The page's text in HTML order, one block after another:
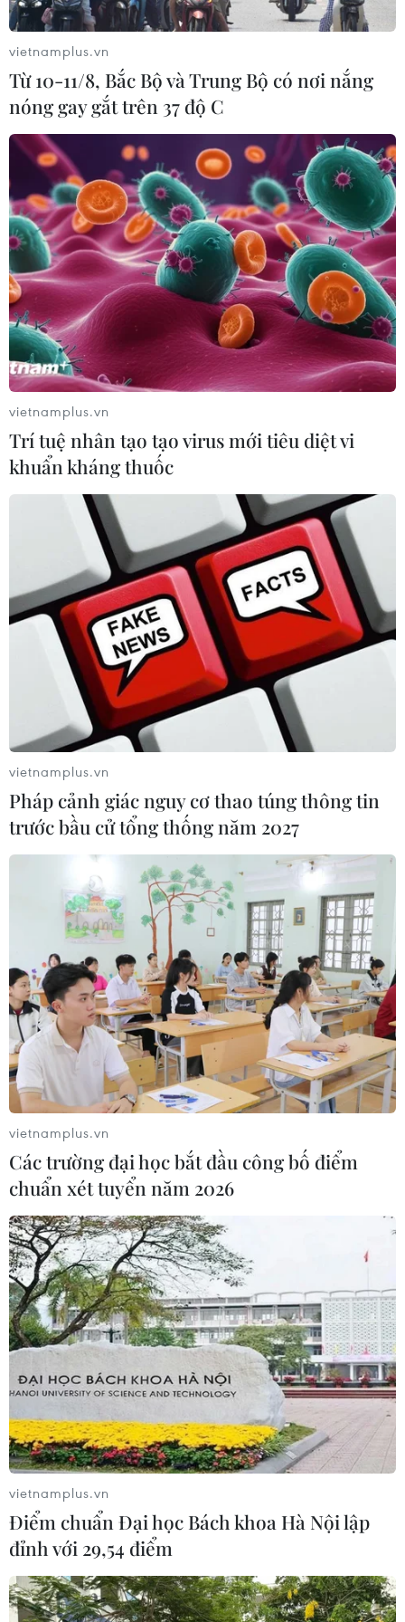
Chưa có trường hợp nào bị nhiễm nCoV
tại thành phố Đà Nẵng
28/01/2020 10:56
Bà Ngô Thị Kim Yến, Giám đốc Sở Y tế Đà Nẵng, cho
biết 15 mẫu gửi đi xét nghiệm đều cho kết quả âm tính,
không bị nhiễm chủng mới của virus corona, Đà Nẵng
chưa có trường hợp nào bị nhiễm nCoV.
Bị phạt 30 triệu đồng vì đăng tin sai sự
thật liên quan đến corona
28/01/2020 11:23
Vào lúc 21 giờ ngày 27/1, trên trang facebook Trần Tùng
đăng thông tin tại Bệnh viện Lê Lợi (thành phố Vũng
Tàu) có 2 người Trung Quốc nghi nhiễm virus corona
nhập viện.
vietnamplus.vn
Từ 10-11/8, Bắc Bộ và Trung Bộ có nơi nắng
nóng gay gắt trên 37 độ C
vietnamplus.vn
Trí tuệ nhân tạo tạo virus mới tiêu diệt vi
khuẩn kháng thuốc
vietnamplus.vn
Pháp cảnh giác nguy cơ thao túng thông tin
trước bầu cử tổng thống năm 2027
vietnamplus.vn
Các trường đại học bắt đầu công bố điểm
chuẩn xét tuyển năm 2026
vietnamplus.vn
Điểm chuẩn Đại học Bách khoa Hà Nội lập
đỉnh với 29,54 điểm